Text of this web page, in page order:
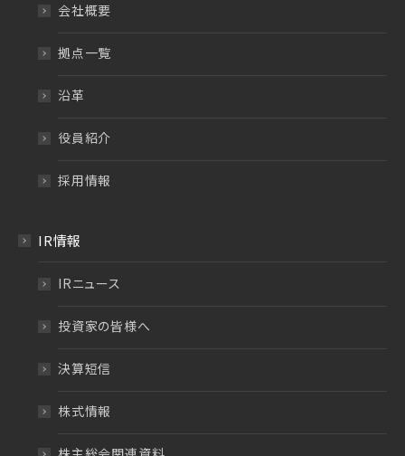
会社概要
拠点一覧
沿革
役員紹介
採用情報
IR情報
IRニュース
投資家の皆様へ
決算短信
株式情報